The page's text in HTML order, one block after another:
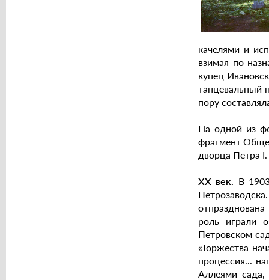
качелями и
взимая по
купец
танцевальный
пору
На одной из
фрагмент
дворца Петра I.
ХХ век. В
роль играли
Петровском
«Торжества
процессия...
Аллеями сада,